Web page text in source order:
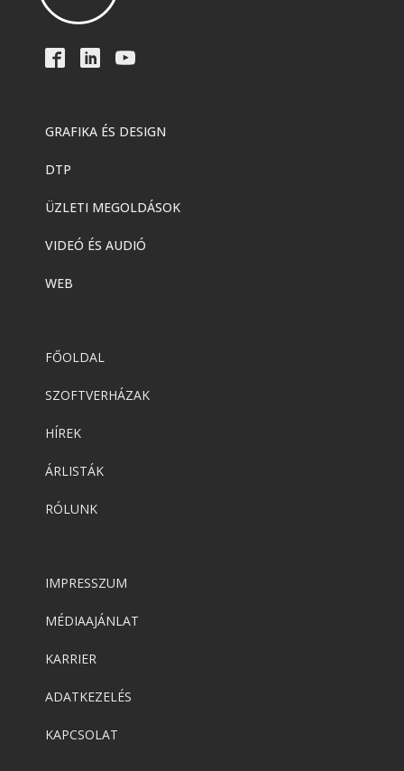
GRAFIKA ÉS DESIGN
DTP
ÜZLETI MEGOLDÁSOK
VIDEÓ ÉS AUDIÓ
WEB
FŐOLDAL
SZOFTVERHÁZAK
HÍREK
ÁRLISTÁK
RÓLUNK
IMPRESSZUM
MÉDIAAJÁNLAT
KARRIER
ADATKEZELÉS
KAPCSOLAT